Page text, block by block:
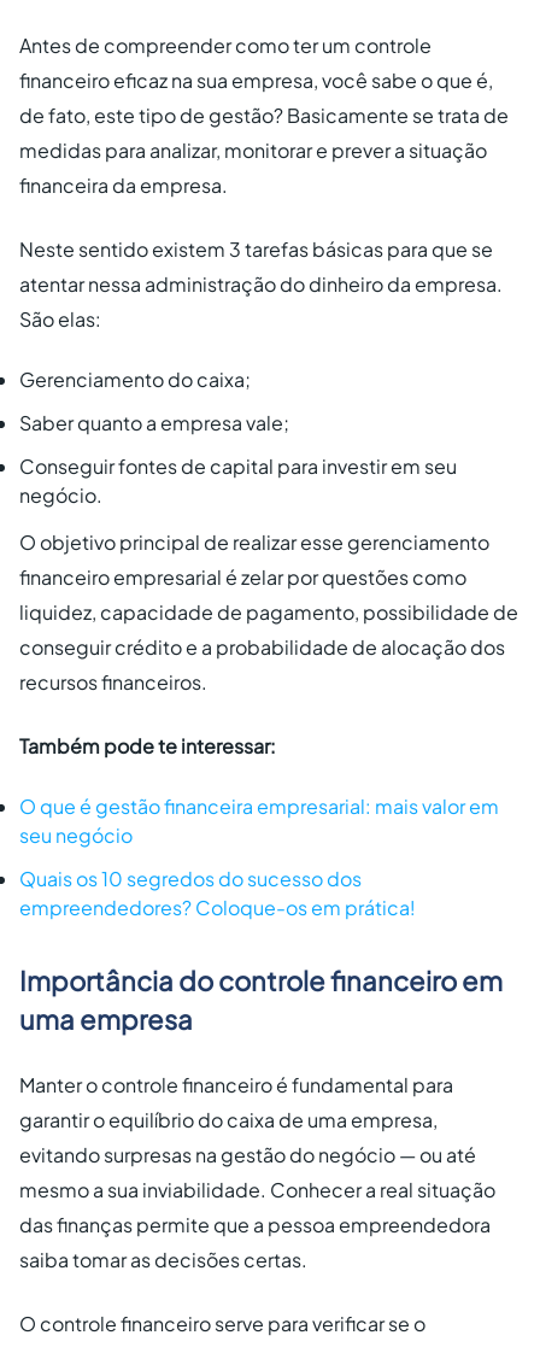
Antes de compreender como ter um controle
financeiro eficaz na sua empresa, você sabe o que é,
de fato, este tipo de gestão? Basicamente se trata de
medidas para analizar, monitorar e prever a situação
financeira da empresa.
Neste sentido existem 3 tarefas básicas para que se
atentar nessa administração do dinheiro da empresa.
São elas:
Gerenciamento do caixa;
Saber quanto a empresa vale;
Conseguir fontes de capital para investir em seu
negócio.
O objetivo principal de realizar esse gerenciamento
financeiro empresarial é zelar por questões como
liquidez, capacidade de pagamento, possibilidade de
conseguir crédito e a probabilidade de alocação dos
recursos financeiros.
Também pode te interessar:
O que é gestão financeira empresarial: mais valor em
seu negócio
Quais os 10 segredos do sucesso dos
empreendedores? Coloque-os em prática!
Importância do controle financeiro em
uma empresa
Manter o controle financeiro é fundamental para
garantir o equilíbrio do caixa de uma empresa,
evitando surpresas na gestão do negócio — ou até
mesmo a sua inviabilidade. Conhecer a real situação
das finanças permite que a pessoa empreendedora
saiba tomar as decisões certas.
O controle financeiro serve para verificar se o